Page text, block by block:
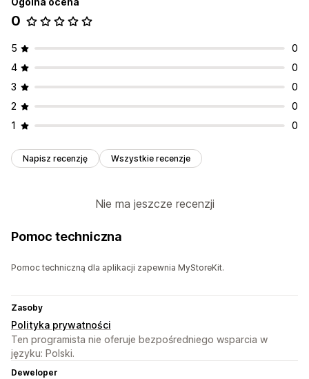
0
5
0
4
0
3
0
2
0
1
0
Napisz recenzję Wszystkie recenzje
Nie ma jeszcze recenzji
Pomoc techniczna
Pomoc techniczną dla aplikacji zapewnia MyStoreKit.
Zasoby
Polityka prywatności
Ten programista nie oferuje bezpośredniego wsparcia w
języku: Polski.
Deweloper